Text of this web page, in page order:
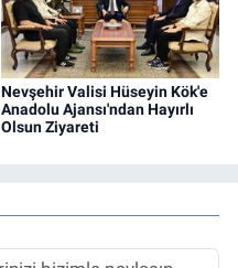
Nevşehir Valisi Hüseyin Kök'e
Anadolu Ajansı'ndan Hayırlı
Olsun Ziyareti